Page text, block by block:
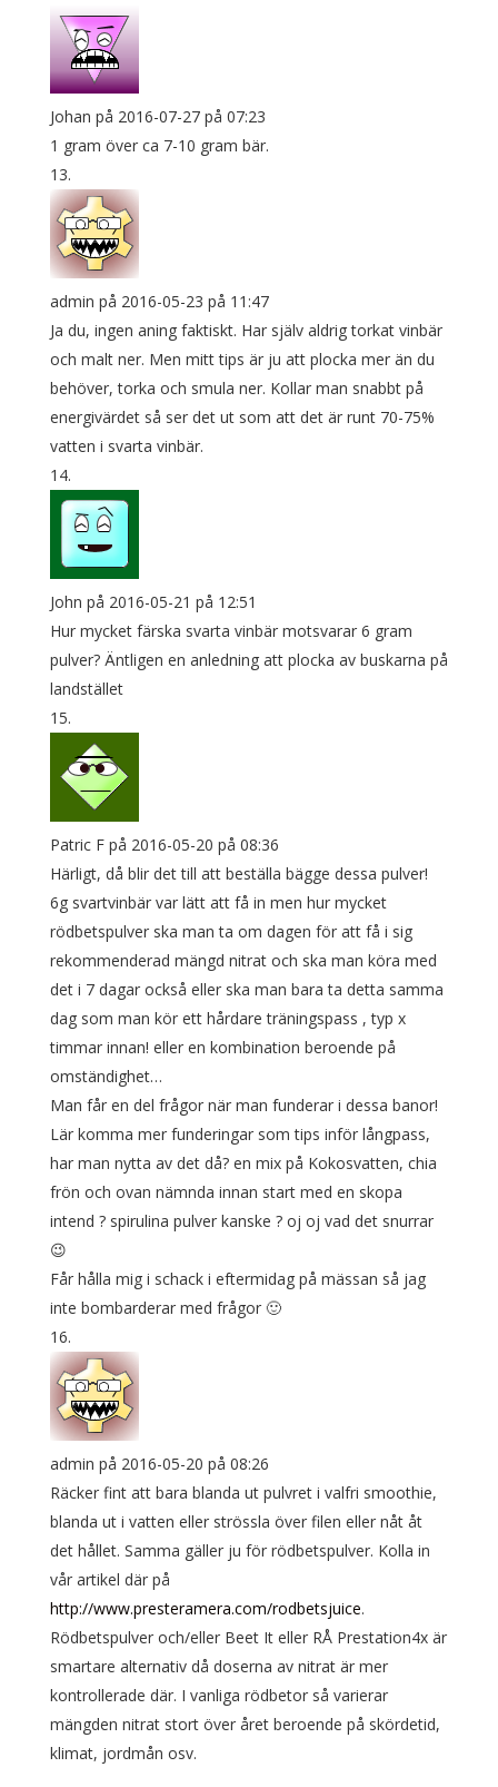
Johan på 2016-07-27 på 07:23
1 gram över ca 7-10 gram bär.
admin på 2016-05-23 på 11:47
Ja du, ingen aning faktiskt. Har själv aldrig torkat vinbär
och malt ner. Men mitt tips är ju att plocka mer än du
behöver, torka och smula ner. Kollar man snabbt på
energivärdet så ser det ut som att det är runt 70-75%
vatten i svarta vinbär.
John på 2016-05-21 på 12:51
Hur mycket färska svarta vinbär motsvarar 6 gram
pulver? Äntligen en anledning att plocka av buskarna på
landstället
Patric F på 2016-05-20 på 08:36
Härligt, då blir det till att beställa bägge dessa pulver!
6g svartvinbär var lätt att få in men hur mycket
rödbetspulver ska man ta om dagen för att få i sig
rekommenderad mängd nitrat och ska man köra med
det i 7 dagar också eller ska man bara ta detta samma
dag som man kör ett hårdare träningspass , typ x
timmar innan! eller en kombination beroende på
omständighet…
Man får en del frågor när man funderar i dessa banor!
Lär komma mer funderingar som tips inför långpass,
har man nytta av det då? en mix på Kokosvatten, chia
frön och ovan nämnda innan start med en skopa
intend ? spirulina pulver kanske ? oj oj vad det snurrar
😉
Får hålla mig i schack i eftermidag på mässan så jag
inte bombarderar med frågor 🙂
admin på 2016-05-20 på 08:26
Räcker fint att bara blanda ut pulvret i valfri smoothie,
blanda ut i vatten eller strössla över filen eller nåt åt
det hållet. Samma gäller ju för rödbetspulver. Kolla in
vår artikel där på
http://www.presteramera.com/rodbetsjuice.
Rödbetspulver och/eller Beet It eller RÅ Prestation4x är
smartare alternativ då doserna av nitrat är mer
kontrollerade där. I vanliga rödbetor så varierar
mängden nitrat stort över året beroende på skördetid,
klimat, jordmån osv.